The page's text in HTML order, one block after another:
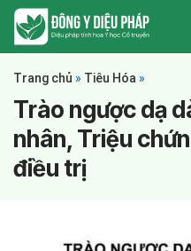
Trang chủ » Tiêu Hóa »
Trào ngược dạ
nhân, Triệu
điều trị